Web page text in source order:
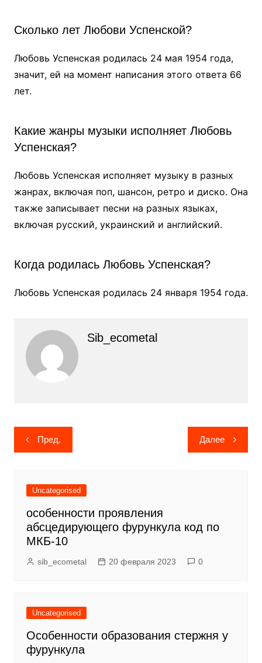
Сколько лет Любови Успенской?
Любовь Успенская родилась 24 мая 1954 года,
значит, ей на момент написания этого ответа 66
лет.
Какие жанры музыки исполняет Любовь
Успенская?
Любовь Успенская исполняет музыку в разных
жанрах, включая поп, шансон, ретро и диско. Она
также записывает песни на разных языках,
включая русский, украинский и английский.
Когда родилась Любовь Успенская?
Любовь Успенская родилась 24 января 1954 года.
Sib_ecometal
Навигация
по
Пред. Далее
Uncategorised
особенности проявления
абсцедирующего фурункула код по
МКБ-10
sib_ecometal 20 февраля 2023 0
Uncategorised
Особенности образования стержня у
фурункула